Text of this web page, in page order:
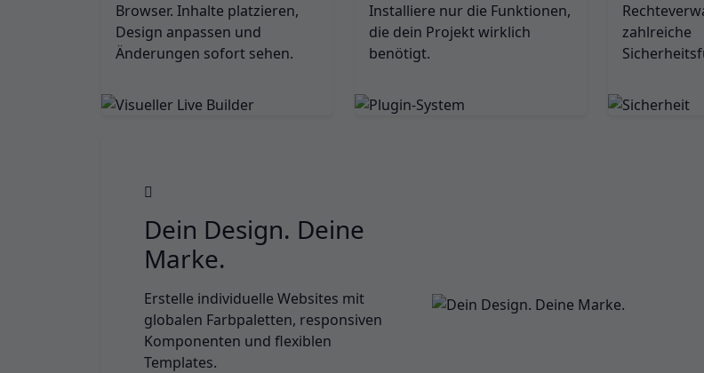
Browser. Inhalte platzieren,
Design anpassen und
Änderungen sofort sehen.
Installiere nur die Funktionen,
die dein Projekt wirklich
benötigt.
zahlreiche
Dein Design. Deine
Marke.
Erstelle individuelle Websites mit
globalen Farbpaletten, responsiven
Komponenten und flexiblen
Templates.